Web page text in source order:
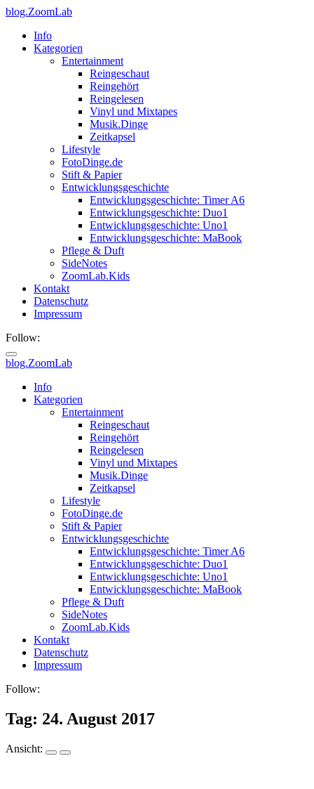
blog.ZoomLab
Info
Kategorien
Entertainment
Reingeschaut
Reingehört
Reingelesen
Vinyl und Mixtapes
Musik.Dinge
Zeitkapsel
Lifestyle
FotoDinge.de
Stift & Papier
Entwicklungsgeschichte
Entwicklungsgeschichte: Timer A6
Entwicklungsgeschichte: Duo1
Entwicklungsgeschichte: Uno1
Entwicklungsgeschichte: MaBook
Pflege & Duft
SideNotes
ZoomLab.Kids
Kontakt
Datenschutz
Impressum
Follow:
blog.ZoomLab
ZoomLab
Info
Kategorien
Entertainment
Reingeschaut
Reingehört
Reingelesen
Vinyl und Mixtapes
Musik.Dinge
Zeitkapsel
Lifestyle
FotoDinge.de
Stift & Papier
Entwicklungsgeschichte
Entwicklungsgeschichte: Timer A6
Entwicklungsgeschichte: Duo1
Entwicklungsgeschichte: Uno1
Entwicklungsgeschichte: MaBook
Pflege & Duft
SideNotes
ZoomLab.Kids
Kontakt
Datenschutz
Impressum
Follow:
Tag: 24. August 2017
Ansicht: